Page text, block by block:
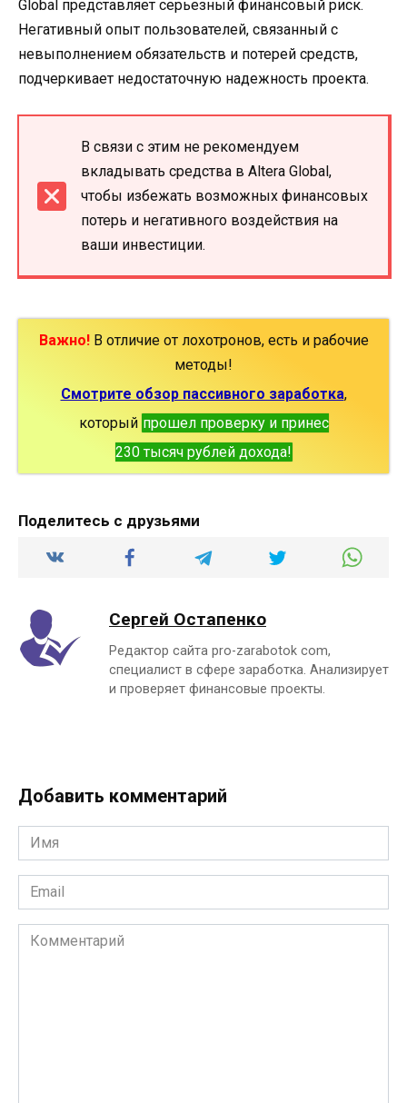
Global представляет серьезный финансовый риск.
Негативный опыт пользователей, связанный с
невыполнением обязательств и потерей средств,
подчеркивает недостаточную надежность проекта.
В связи с этим не рекомендуем
вкладывать средства в Altera Global,
чтобы избежать возможных финансовых
потерь и негативного воздействия на
ваши инвестиции.
Важно!В отличие от лохотронов, есть и рабочие
методы!
Смотрите обзор пассивного заработка,
который прошел проверку и принес
230 тысяч рублей дохода!
Поделитесь с друзьями
Сергей Остапенко
Редактор сайта pro-zarabotok com,
специалист в сфере заработка. Анализирует
и проверяет финансовые проекты.
Добавить комментарий
Имя
*
Email
*
Комментарий